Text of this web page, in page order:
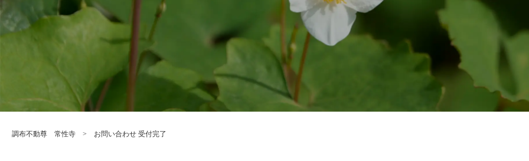
調布不動尊 常性寺 > お問い合わせ 受付完了